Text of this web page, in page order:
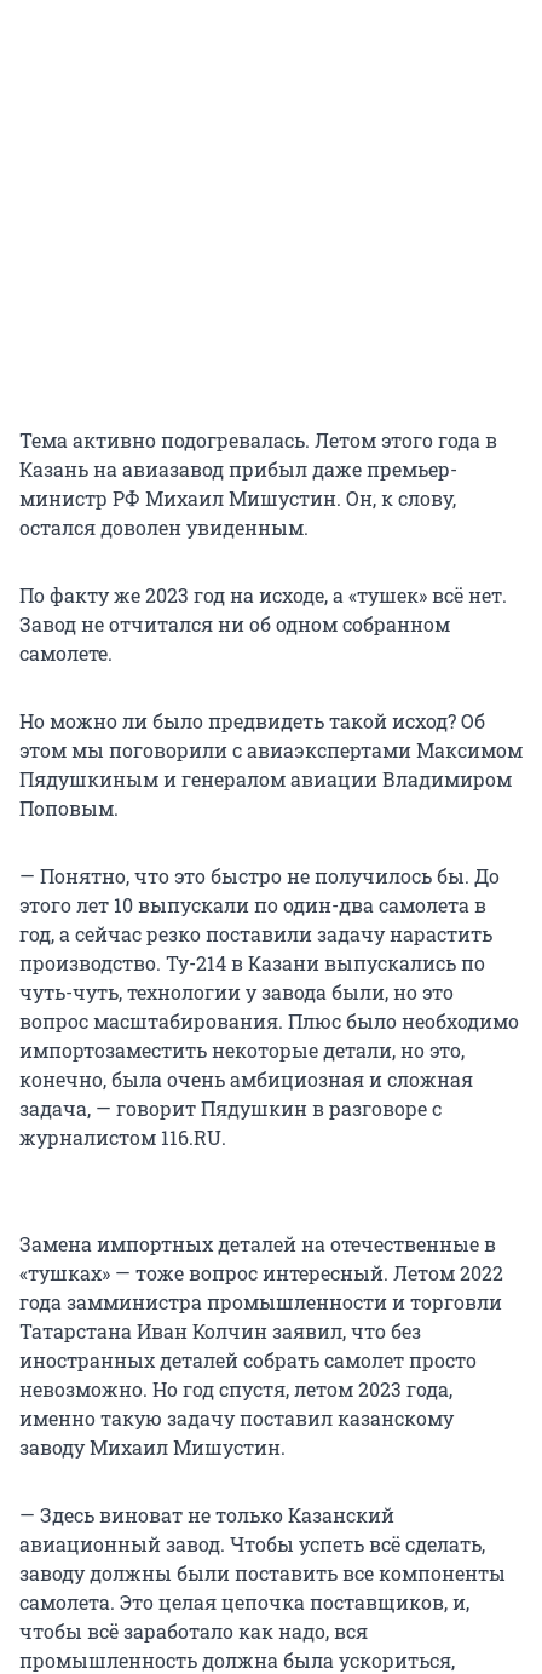
Тема активно подогревалась. Летом этого года в
Казань на авиазавод прибыл даже премьер-
министр РФ Михаил Мишустин. Он, к слову,
остался доволен увиденным.
По факту же 2023 год на исходе, а «тушек» всё нет.
Завод не отчитался ни об одном собранном
самолете.
Но можно ли было предвидеть такой исход? Об
этом мы поговорили с авиаэкспертами Максимом
Пядушкиным и генералом авиации Владимиром
Поповым.
— Понятно, что это быстро не получилось бы. До
этого лет 10 выпускали по один-два самолета в
год, а сейчас резко поставили задачу нарастить
производство. Ту-214 в Казани выпускались по
чуть-чуть, технологии у завода были, но это
вопрос масштабирования. Плюс было необходимо
импортозаместить некоторые детали, но это,
конечно, была очень амбициозная и сложная
задача, — говорит Пядушкин в разговоре с
журналистом 116.RU.
Замена импортных деталей на отечественные в
«тушках» — тоже вопрос интересный. Летом 2022
года замминистра промышленности и торговли
Татарстана Иван Колчин заявил, что без
иностранных деталей собрать самолет просто
невозможно. Но год спустя, летом 2023 года,
именно такую задачу поставил казанскому
заводу Михаил Мишустин.
— Здесь виноват не только Казанский
авиационный завод. Чтобы успеть всё сделать,
заводу должны были поставить все компоненты
самолета. Это целая цепочка поставщиков, и,
чтобы всё заработало как надо, вся
промышленность должна была ускориться,